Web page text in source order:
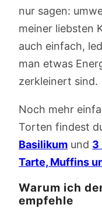
nur sagen:
meiner liebsten
auch einfach,
man etwas
zerkleinert sind.
Noch mehr
Torten findest
Basilikum und 3
Tarte, Muffins
Warum ich
empfehle